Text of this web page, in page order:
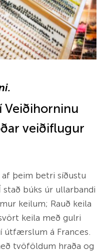
Veiðihorninu
veiðiflugur
þeim betri síðustu
búks úr ullarbandi
keilum; Rauð keila
keila með gulri
útfærslum á Frances.
tvöföldum hraða og